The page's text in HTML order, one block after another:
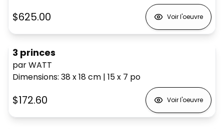
$625.00 Voir l'oeuvre
3 princes
par WATT
Dimensions: 38 x 18cm | 15 x 7 po
$172.60 Voir l'oeuvre